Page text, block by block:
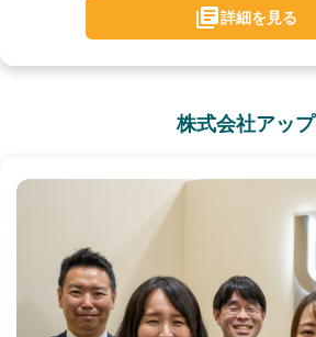
詳細を見る
株式会社アップ